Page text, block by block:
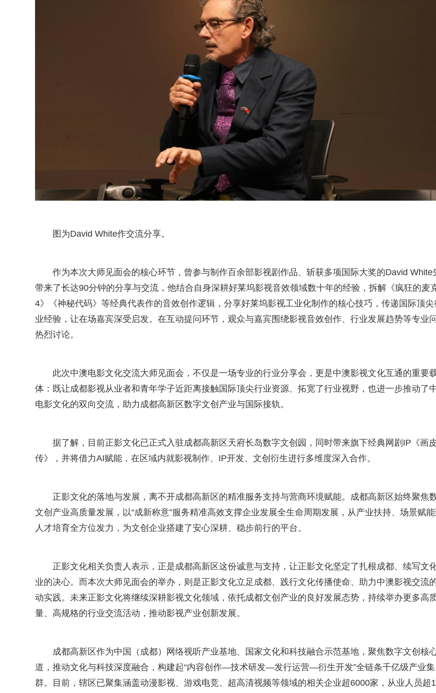
图为David White作交流分享。
作为本次大师见面会的核心环节，曾参与制作百余部影视剧作品、斩获多项国际大奖的David White
带来了长达90分钟的分享与交流，他结合自身深耕好莱坞影视音效领域数十年的经验，拆解《疯狂的麦
4》《神秘代码》等经典代表作的音效创作逻辑，分享好莱坞影视工业化制作的核心技巧，传递国际顶尖
业经验，让在场嘉宾深受启发。在互动提问环节，观众与嘉宾围绕影视音效创作、行业发展趋势等专业
热烈讨论。
此次中澳电影文化交流大师见面会，不仅是一场专业的行业分享会，更是中澳影视文化互通的重要
体：既让成都影视从业者和青年学子近距离接触国际顶尖行业资源、拓宽了行业视野，也进一步推动了
电影文化的双向交流，助力成都高新区数字文创产业与国际接轨。
据了解，目前正影文化已正式入驻成都高新区天府长岛数字文创园，同时带来旗下经典网剧IP《画
传》，并将借力AI赋能，在区域内就影视制作、IP开发、文创衍生进行多维度深入合作。
正影文化的落地与发展，离不开成都高新区的精准服务支持与营商环境赋能。成都高新区始终聚焦
文创产业高质量发展，以“成新称意”服务精准高效支撑企业发展全生命周期发展，从产业扶持、场景赋
人才培育全方位发力，为文创企业搭建了安心深耕、稳步前行的平台。
正影文化相关负责人表示，正是成都高新区这份诚意与支持，让正影文化坚定了扎根成都、续写文
业的决心。而本次大师见面会的举办，则是正影文化立足成都、践行文化传播使命、助力中澳影视交流
动实践。未来正影文化将继续深耕影视文化领域，依托成都文创产业的良好发展态势，持续举办更多高
量、高规格的行业交流活动，推动影视产业创新发展。
成都高新区作为中国（成都）网络视听产业基地、国家文化和科技融合示范基地，聚焦数字文创核
道，推动文化与科技深度融合，构建起“内容创作—技术研发—发行运营—衍生开发”全链条千亿级产业集
群。目前，辖区已聚集涵盖动漫影视、游戏电竞、超高清视频等领域的相关企业超6000家，从业人员超